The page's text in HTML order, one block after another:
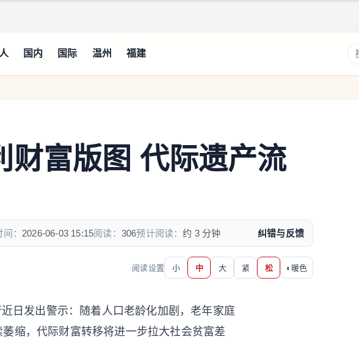
国内 国际 温州 福建
财富版图 代际遗产流
： 2026-06-03 15:15阅读： 306预计阅读：约 3 分钟 纠错与反馈
阅读设置 小 中 大 紧 松 ◐ 暖色
日发出警示：随着人口老龄化加剧，老年家庭
缩，代际财富转移将进一步拉大社会贫富差